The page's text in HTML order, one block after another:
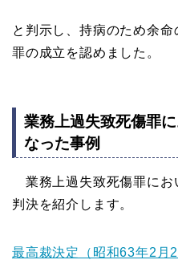
と判示し、持病のため余
罪の成立を認めました。
業務上過失致死傷罪
なった事例
業務上過失致死傷罪にお
判決を紹介します。
最高裁決定（昭和63年2月